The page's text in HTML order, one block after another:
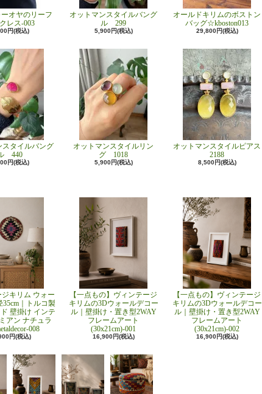
ーオヤのリーフ
レス-003
円(税込)
オットマンスタイルバング
ル 299
5,900円(税込)
オールドキリムのボストン
バッグ☆kboston013
29,800円(税込)
スタイルバング
440
円(税込)
オットマンスタイルリン
グ 1018
5,900円(税込)
オットマンスタイルピアス
2188
8,500円(税込)
キリム ウォー
35cm｜トルコ製
壁掛け インテ
アン ナチュラ
008
円(税込)
【一点もの】ヴィンテージ
キリムの3Dウォールデコー
ル｜壁掛け・置き型2WAY
フレームアート
(30x21cm)-001
16,900円(税込)
【一点もの】ヴィンテージ
キリムの3Dウォールデコー
ル｜壁掛け・置き型2WAY
フレームアート
(30x21cm)-002
16,900円(税込)